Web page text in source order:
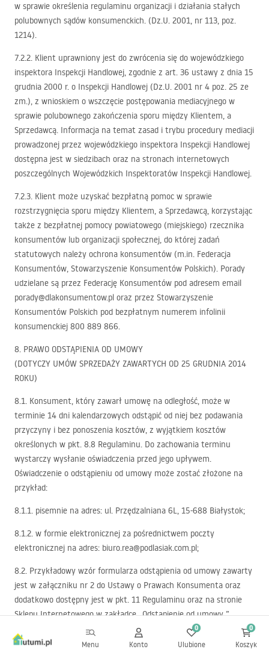
Menu Konto
0
Ulubione
0
Koszyk
w sprawie określenia regulaminu organizacji i działania stałych
polubownych sądów konsumenckich. (Dz.U. 2001, nr 113, poz.
1214).
7.2.2. Klient uprawniony jest do zwrócenia się do wojewódzkiego
inspektora Inspekcji Handlowej, zgodnie z art. 36 ustawy z dnia 15
grudnia 2000 r. o Inspekcji Handlowej (Dz.U. 2001 nr 4 poz. 25 ze
zm.), z wnioskiem o wszczęcie postępowania mediacyjnego w
sprawie polubownego zakończenia sporu między Klientem, a
Sprzedawcą. Informacja na temat zasad i trybu procedury mediacji
prowadzonej przez wojewódzkiego inspektora Inspekcji Handlowej
dostępna jest w siedzibach oraz na stronach internetowych
poszczególnych Wojewódzkich Inspektoratów Inspekcji Handlowej.
7.2.3. Klient może uzyskać bezpłatną pomoc w sprawie
rozstrzygnięcia sporu między Klientem, a Sprzedawcą, korzystając
także z bezpłatnej pomocy powiatowego (miejskiego) rzecznika
konsumentów lub organizacji społecznej, do której zadań
statutowych należy ochrona konsumentów (m.in. Federacja
Konsumentów, Stowarzyszenie Konsumentów Polskich). Porady
udzielane są przez Federację Konsumentów pod adresem email
porady@dlakonsumentow.pl oraz przez Stowarzyszenie
Konsumentów Polskich pod bezpłatnym numerem infolinii
konsumenckiej 800 889 866.
8. PRAWO ODSTĄPIENIA OD UMOWY
(DOTYCZY UMÓW SPRZEDAŻY ZAWARTYCH OD 25 GRUDNIA 2014
ROKU)
8.1. Konsument, który zawarł umowę na odległość, może w
terminie 14 dni kalendarzowych odstąpić od niej bez podawania
przyczyny i bez ponoszenia kosztów, z wyjątkiem kosztów
określonych w pkt. 8.8 Regulaminu. Do zachowania terminu
wystarczy wysłanie oświadczenia przed jego upływem.
Oświadczenie o odstąpieniu od umowy może zostać złożone na
przykład:
8.1.1. pisemnie na adres: ul. Przędzalniana 6L, 15-688 Białystok;
8.1.2. w formie elektronicznej za pośrednictwem poczty
elektronicznej na adres: biuro.rea@podlasiak.com.pl;
8.2. Przykładowy wzór formularza odstąpienia od umowy zawarty
jest w załączniku nr 2 do Ustawy o Prawach Konsumenta oraz
dodatkowo dostępny jest w pkt. 11 Regulaminu oraz na stronie
Sklepu Internetowego w zakładce „Odstąpienie od umowy ”.
Konsument może skorzystać z wzoru formularza, jednak nie jest
to obowiązkowe.